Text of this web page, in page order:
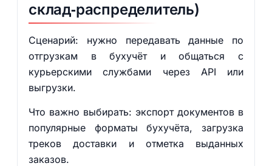
склад‑распределитель)
Сценарий: нужно передавать данные по
отгрузкам в бухучёт и общаться с
курьерскими службами через API или
выгрузки.
Что важно выбирать: экспорт документов в
популярные форматы бухучёта, загрузка
треков доставки и отметка выданных
заказов.